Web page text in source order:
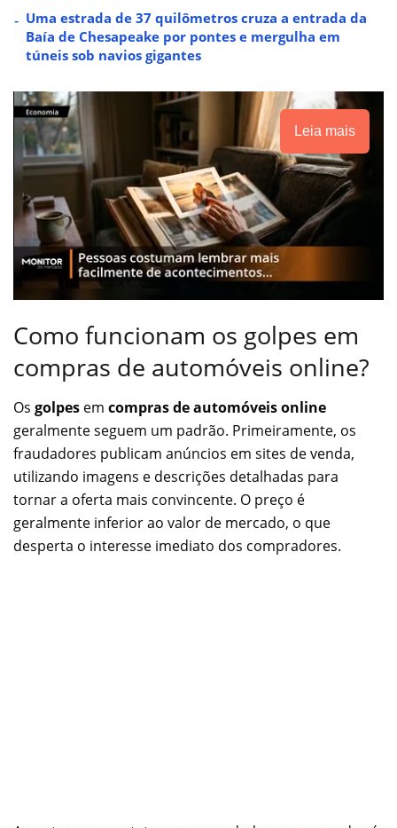
Uma estrada de 37 quilômetros cruza a entrada da
Baía de Chesapeake por pontes e mergulha em
túneis sob navios gigantes
Leia mais
Como funcionam os golpes em
compras de automóveis online?
Os golpes em compras de automóveis online
geralmente seguem um padrão. Primeiramente, os
fraudadores publicam anúncios em sites de venda,
utilizando imagens e descrições detalhadas para
tornar a oferta mais convincente. O preço é
geralmente inferior ao valor de mercado, o que
desperta o interesse imediato dos compradores.